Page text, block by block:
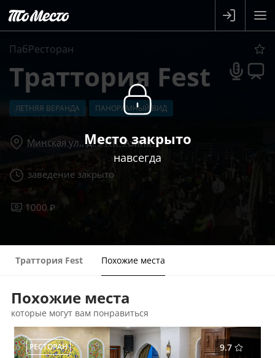
ПабРесторан
Траттория Fest
ЛЕТНЯЯ ВЕРАНДА ПАНОРАМНЫЙ ВИД
Минская ул., д. 9 (ТК "Азино")
заведение закрыто
1000 ₽
Место закрыто
навсегда
Траттория Fest Похожие места
Похожие места
которые могут вам понравиться
9.7
РЕСТОРАН